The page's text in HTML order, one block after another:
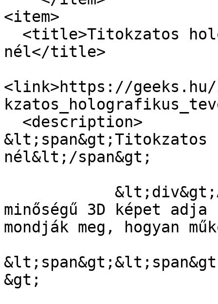
<item>
nél</title>
<link>https://
&lt;span&gt;Titokzatos
nél&lt;/span&gt;
minőségű 3D képet adja
mondják meg, hogyan
&gt;